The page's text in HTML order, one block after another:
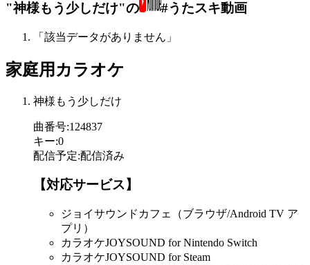
"神様もう少しだけ"の #うたスキ動画
「該当データがありません」
家庭用カラオケ
神様もう少しだけ
曲番号:124837
キー:0
配信予定:配信済み
【対応サービス】
ジョイサウンドカフェ（ブラウザ/Android TV ア
プリ）
カラオケJOYSOUND for Nintendo Switch
カラオケJOYSOUND for Steam